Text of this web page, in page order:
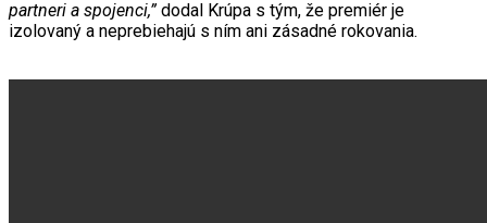
partneri a spojenci,”dodal Krúpa s tým, že premiér je
izolovaný a neprebiehajú s ním ani zásadné rokovania.